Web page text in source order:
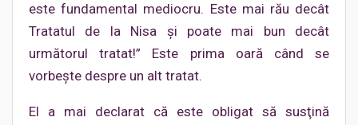
este fundamental mediocru. Este mai rău decât
Tratatul de la Nisa şi poate mai bun decât
următorul tratat!” Este prima oară când se
vorbeşte despre un alt tratat.
El a mai declarat că este obligat să susţină